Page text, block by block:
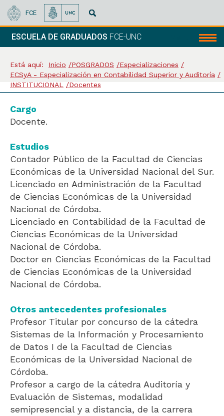
FCE
ESCUELA DE GRADUADOS FCE-UNC
Está aquí: Inicio POSGRADOS
Especializaciones
ECSyA - Especialización en Contabilidad Superior y Auditoría
INSTITUCIONAL
Docentes
Cargo
Docente.
Estudios
Contador Público de la Facultad de Ciencias
Económicas de la Universidad Nacional del Sur.
Licenciado en Administración de la Facultad
de Ciencias Económicas de la Universidad
Nacional de Córdoba.
Licenciado en Contabilidad de la Facultad de
Ciencias Económicas de la Universidad
Nacional de Córdoba.
Doctor en Ciencias Económicas de la Facultad
de Ciencias Económicas de la Universidad
Nacional de Córdoba.
Otros antecedentes profesionales
Profesor Titular por concurso de la cátedra
Sistemas de la Información y Procesamiento
de Datos I de la Facultad de Ciencias
Económicas de la Universidad Nacional de
Córdoba.
Profesor a cargo de la cátedra Auditoría y
Evaluación de Sistemas, modalidad
semipresencial y a distancia, de la carrera